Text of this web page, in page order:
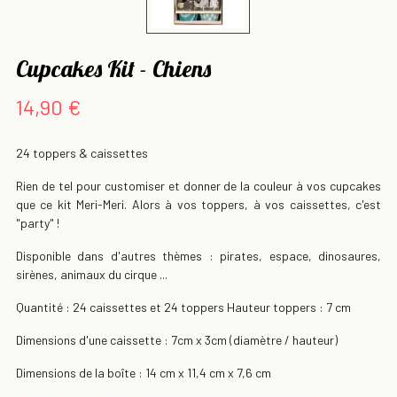
Cupcakes Kit - Chiens
14,90 €
24 toppers & caissettes
Rien de tel pour customiser et donner de la couleur à vos cupcakes
que ce kit Meri-Meri. Alors à vos toppers, à vos caissettes, c'est
"party" !
Disponible dans d'autres thèmes : pirates, espace, dinosaures,
sirènes, animaux du cirque ...
Quantité : 24 caissettes et 24 toppers Hauteur toppers : 7 cm
Dimensions d'une caissette : 7cm x 3cm (diamètre / hauteur)
Dimensions de la boîte : 14 cm x 11,4 cm x 7,6 cm